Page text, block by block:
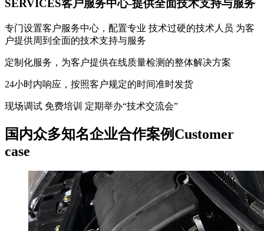
SERVICES客户服务中心-提供全面技术支持与服务
专门设置客户服务中心，配置专业 技术过硬的技术人员 为客
户提供周到全面的技术支持与服务
定制化服务，为客户提供在线质量检测的整体解决方案
24小时内响应，按照客户规定的时间准时发货
现场调试 免费培训 定期举办“技术交流会”
国内众多知名企业合作案例Customer
case